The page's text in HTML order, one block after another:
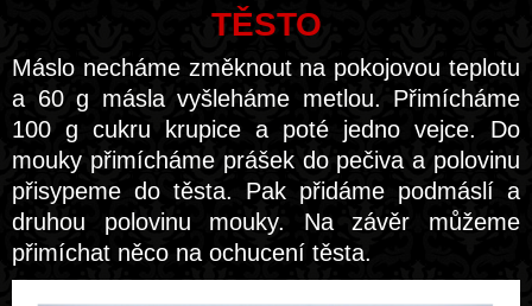
TĚSTO
Máslo necháme změknout na pokojovou teplotu
a 60 g másla vyšleháme metlou. Přimícháme
100 g cukru krupice a poté jedno vejce. Do
mouky přimícháme prášek do pečiva a polovinu
přisypeme do těsta. Pak přidáme podmáslí a
druhou polovinu mouky. Na závěr můžeme
přimíchat něco na ochucení těsta.